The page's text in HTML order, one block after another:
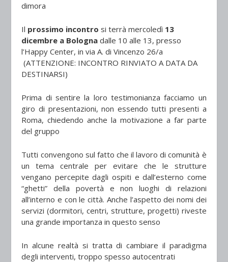
dimora
Il prossimo incontro si terrà mercoledì 13
dicembre a Bolognadalle 10 alle 13, presso
l’Happy Center, in via A. di Vincenzo 26/a
(ATTENZIONE: INCONTRO RINVIATO A DATA DA
DESTINARSI)
Prima di sentire la loro testimonianza facciamo un
giro di presentazioni, non essendo tutti presenti a
Roma, chiedendo anche la motivazione a far parte
del gruppo
Tutti convengono sul fatto che il lavoro di comunità è
un tema centrale per evitare che le strutture
vengano percepite dagli ospiti e dall’esterno come
“ghetti” della povertà e non luoghi di relazioni
all’interno e con le città. Anche l’aspetto dei nomi dei
servizi (dormitori, centri, strutture, progetti) riveste
una grande importanza in questo senso
In alcune realtà si tratta di cambiare il paradigma
degli interventi, troppo spesso autocentrati